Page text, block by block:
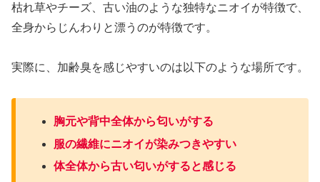
枯れ草やチーズ、古い油のような独特なニオイが特徴で、
全身からじんわりと漂うのが特徴です。
実際に、加齢臭を感じやすいのは以下のような場所です。
胸元や背中全体から匂いがする
服の繊維にニオイが染みつきやすい
体全体から古い匂いがすると感じる